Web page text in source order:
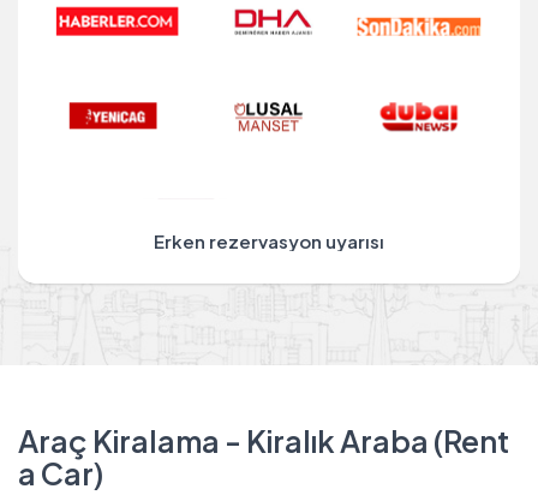
Erken rezervasyon uyarısı
Araç Kiralama - Kiralık Araba (Rent
a Car)